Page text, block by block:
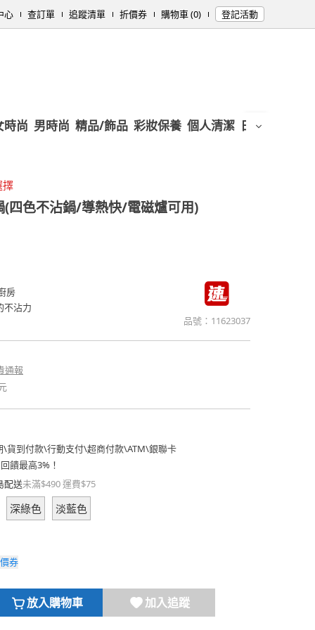
心 查訂單 追蹤清單 折價券 購物車 (0) 登記活動
時尚 男時尚 精品/飾品 彩妝保養 個人清潔 日用/紙品
擇
(四色不沾鍋/導熱快/電磁爐可用)
房
不沾力
品號： 11623037
通報
\貨到付款\行動支付\超商付款\ATM\銀聯卡
饋最高3%！
配送未滿$490 運費$75
深綠色 淡藍色
券
放入購物車 加入追蹤